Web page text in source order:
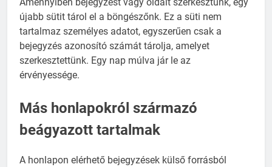
Amennyiben bejegyzést vagy oldalt szerkesztünk, egy
újabb sütit tárol el a böngészőnk. Ez a süti nem
tartalmaz személyes adatot, egyszerűen csak a
bejegyzés azonosító számát tárolja, amelyet
szerkesztettünk. Egy nap múlva jár le az
érvényessége.
Más honlapokról származó
beágyazott tartalmak
A honlapon elérhető bejegyzések külső forrásból